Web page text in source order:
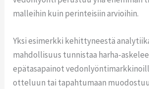
malleihin kuin perinteisiin arvioihin.
Yksi esimerkki kehittyneestä
mahdollisuus tunnistaa harha-
epätasapainot
otteluun tai tapahtumaan